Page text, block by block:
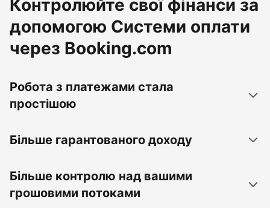
Контролюйте свої фінанси за
допомогою Системи оплати
через Booking.com
Робота з платежами стала
простішою
Більше гарантованого доходу
Більше контролю над вашими
грошовими потоками